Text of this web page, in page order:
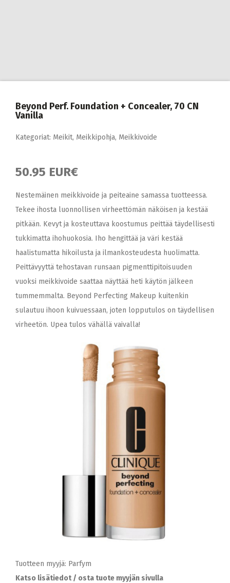
Beyond Perf. Foundation + Concealer, 70 CN
Vanilla
Kategoriat: Meikit, Meikkipohja, Meikkivoide
50.95 EUR€
Nestemäinen meikkivoide ja peiteaine samassa tuotteessa.
Tekee ihosta luonnollisen virheettömän näköisen ja kestää
pitkään. Kevyt ja kosteuttava koostumus peittää täydellisesti
tukkimatta ihohuokosia. Iho hengittää ja väri kestää
haalistumatta hikoilusta ja ilmankosteudesta huolimatta.
Peittävyyttä tehostavan runsaan pigmenttipitoisuuden
vuoksi meikkivoide saattaa näyttää heti käytön jälkeen
tummemmalta. Beyond Perfecting Makeup kuitenkin
sulautuu ihoon kuivuessaan, joten lopputulos on täydellisen
virheetön. Upea tulos vähällä vaivalla!
Tuotteen myyjä: Parfym
Katso lisätiedot / osta tuote myyjän sivulla